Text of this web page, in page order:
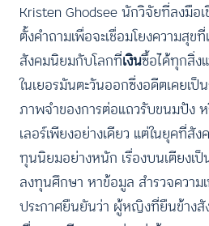
Kristen Ghodsee นักวิจัยที่ลงมือ
ตั้งคำถามเพื่อจะเชื่อมโยงความสุข
สังคมนิยมกับโลกที่เงินซื้อได้ทุกสิ่
ในเยอรมันตะวันออกซึ่งอดีตเคยเ
ภาพจำของการต่อแถวรับขนมปัง
เลอร์เพียงอย่างเดียว แต่ในยุคที่สั
ทุนนิยมอย่างหนัก เรื่องบนเตียงเ
ลงทุนศึกษา หาข้อมูล สำรวจความ
ประกาศยืนยันว่า ผู้หญิงที่ยืนข้าง